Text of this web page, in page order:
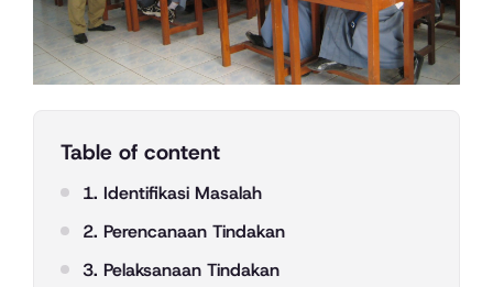
Table of content
1. Identifikasi Masalah
2. Perencanaan Tindakan
3. Pelaksanaan Tindakan